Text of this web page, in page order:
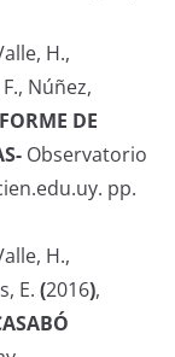
H.,
Núñez,
DE
Observatorio
pp.
H.,
E. (2016),